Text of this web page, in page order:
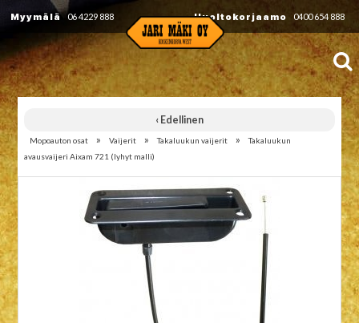
Myymälä 06 4229 888 Huoltokorjaamo 0400 654 888
‹ Edellinen
Mopoauton osat » Vaijerit » Takaluukun vaijerit »
Takaluukun
avausvaijeri Aixam 721 (lyhyt malli)